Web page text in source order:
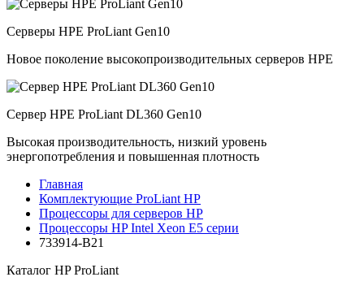
Серверы HPE ProLiant Gen10
Новое поколение высокопроизводительных серверов HPE
Сервер HPE ProLiant DL360 Gen10
Высокая производительность, низкий уровень
энергопотребления и повышенная плотность
Главная
Комплектующие ProLiant HP
Процессоры для серверов HP
Процессоры HP Intel Xeon E5 серии
733914-B21
Каталог HP ProLiant